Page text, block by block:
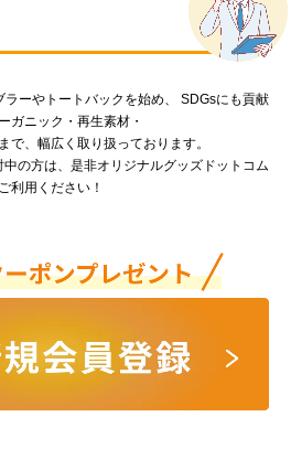
ーやトートバックを始め、 SDGsにも貢献
ガニック・再生素材・
で、幅広く取り扱っております。
の方は、是非オリジナルグッズドットコム
利用ください！